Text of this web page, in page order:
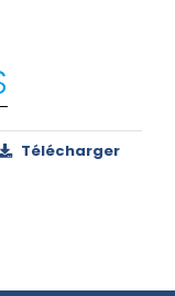
Télécharger